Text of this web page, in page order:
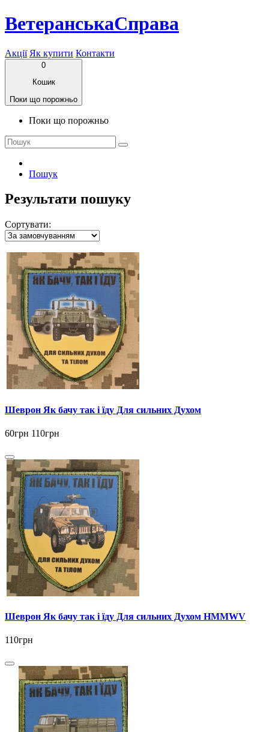
ВетеранськаСправа
Акції Як купити Контакти
0
Кошик
Поки що порожньо
Поки що порожньо
Пошук
Результати пошуку
Сортувати:
Шеврон Як бачу так і їду Для сильних Духом
60грн 110грн
Шеврон Як бачу так і їду Для сильних Духом HMMWV
110грн